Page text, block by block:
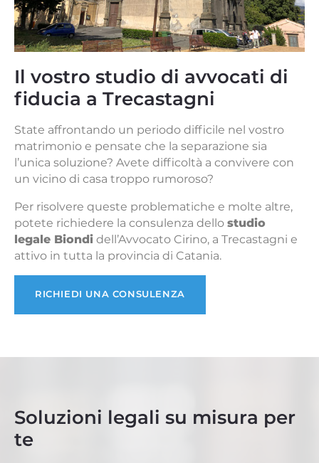
Il vostro studio di avvocati di
fiducia a Trecastagni
State affrontando un periodo difficile nel vostro
matrimonio e pensate che la separazione sia
l’unica soluzione? Avete difficoltà a convivere con
un vicino di casa troppo rumoroso?
Per risolvere queste problematiche e molte altre,
potete richiedere la consulenza dello studio
legale Biondi dell’Avvocato Cirino, a Trecastagni e
attivo in tutta la provincia di Catania.
RICHIEDI UNA CONSULENZA
Soluzioni legali su misura per
te